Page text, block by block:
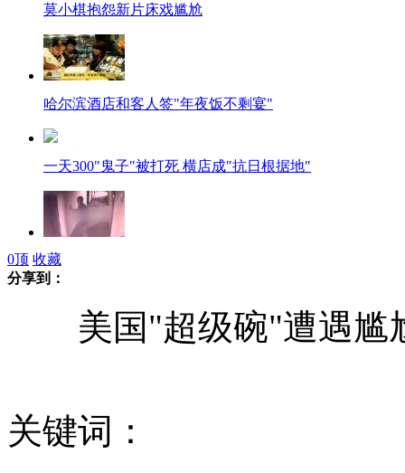
莫小棋抱怨新片床戏尴尬
哈尔滨酒店和客人签"年夜饭不剩宴"
一天300"鬼子"被打死 横店成"抗日根据地"
实拍男子裸追女孩 "英勇"打退救兵
北京吃霸王餐政协委员被除名
0顶 收藏
分享到：
美国"超级碗"遭遇尴
关键词：